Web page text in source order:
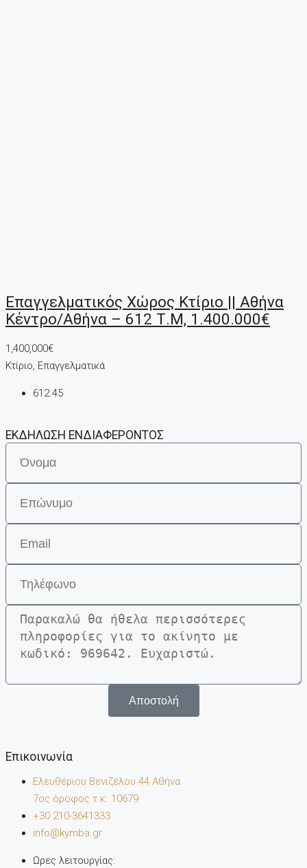
Επαγγελματικός Χώρος Κτίριο || Αθήνα
Κέντρο/Αθήνα – 612 Τ.μ, 1.400.000€
1,400,000€
Κτίριο, Επαγγελματικά
612.45
ΕΚΔΗΛΩΣΗ ΕΝΔΙΑΦΕΡΟΝΤΟΣ
Αποστολή
Επικοινωνία
Ελευθέριου Βενιζέλου 44 Αθήνα
7oς όροφος τ.κ. 10679
+30 210-3641333
info@kymba.gr
Ωρες λειτουργίας: